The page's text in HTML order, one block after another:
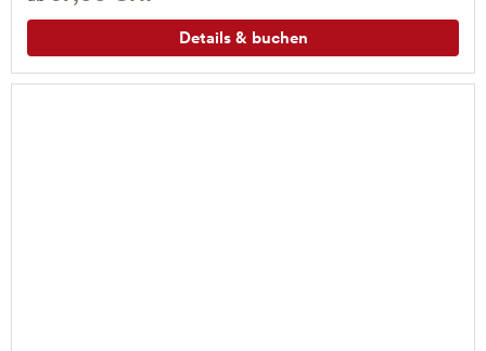
Details & buchen